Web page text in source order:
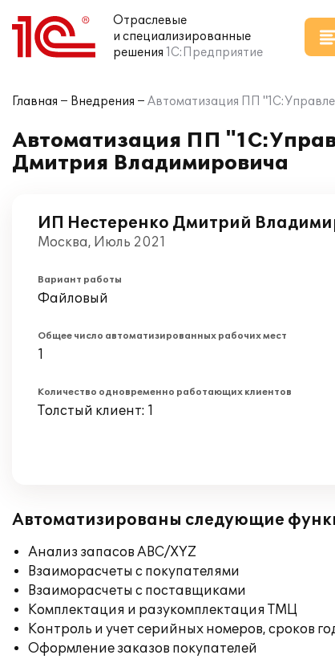
Отраслевые
и специализированные
решения 1С:Предприятие
Главная Внедрения Автоматизация ПП
Автоматизация ПП
Дмитрия Владимировича
ИП Нестеренко Дмитрий
Москва, Июль 2021
Вариант работы
Файловый
Общее число автоматизированных рабочих мест
1
Количество одновременно работающих клиентов
Толстый клиент: 1
Автоматизированы следующие
Анализ запасов ABC/XYZ
Взаиморасчеты с покупателями
Взаиморасчеты с поставщиками
Комплектация и разукомплектация ТМЦ
Контроль и учет серийных номеров, сроков
Оформление заказов покупателей